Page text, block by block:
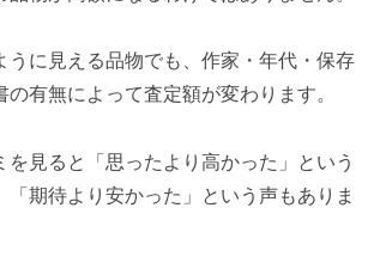
うに見える品物でも、作家・年代・保存
有無によって査定額が変わります。
を見ると「思ったより高かった」という
「期待より安かった」という声もありま